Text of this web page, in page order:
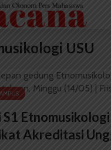
USU
S1
Akreditasi